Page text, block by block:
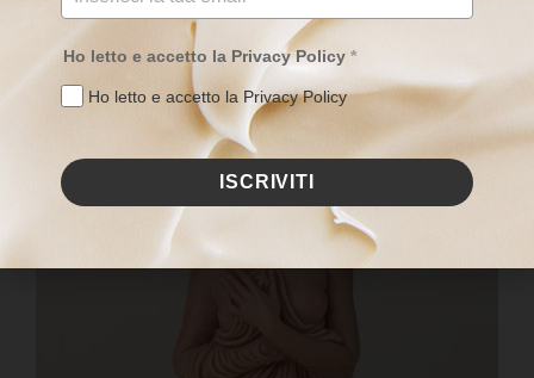
Ho letto e accetto la Privacy Policy *
Ho letto e accetto la Privacy Policy
ISCRIVITI